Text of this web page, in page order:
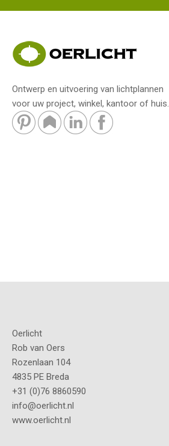
Ontwerp en uitvoering van lichtplannen
voor uw project, winkel, kantoor of huis.
Oerlicht
Rob van Oers
Rozenlaan 104
4835 PE Breda
+31 (0)76 8860590
info@oerlicht.nl
www.oerlicht.nl